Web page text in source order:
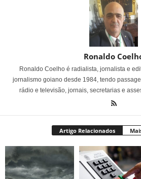
Ronaldo
Ronaldo Coelho é radialista, jornalista e
jornalismo goiano desde 1984, tendo
rádio e televisão, jornais, secretarias e
Artigo Relacionados